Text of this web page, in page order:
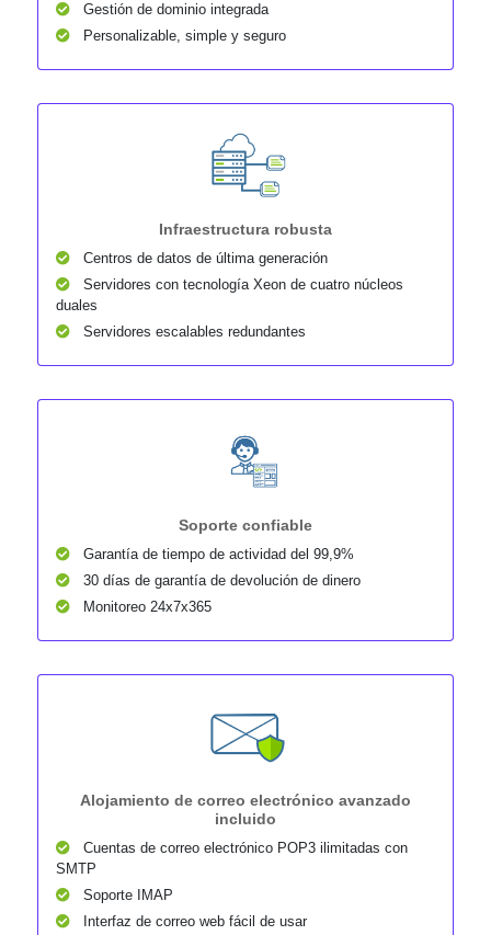
Gestión de dominio integrada
Personalizable, simple y seguro
Infraestructura robusta
Centros de datos de última generación
Servidores con tecnología Xeon de cuatro núcleos
duales
Servidores escalables redundantes
Soporte confiable
Garantía de tiempo de actividad del 99,9%
30 días de garantía de devolución de dinero
Monitoreo 24x7x365
Alojamiento de correo electrónico avanzado
incluido
Cuentas de correo electrónico POP3 ilimitadas con
SMTP
Soporte IMAP
Interfaz de correo web fácil de usar